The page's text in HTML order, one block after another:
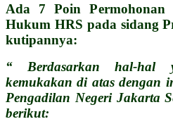
Ada 7 Poin
Hukum HRS pada sidang
kutipannya:
“ Berdasarkan hal-hal
kemukakan di atas dengan
Pengadilan Negeri Jakarta
berikut: